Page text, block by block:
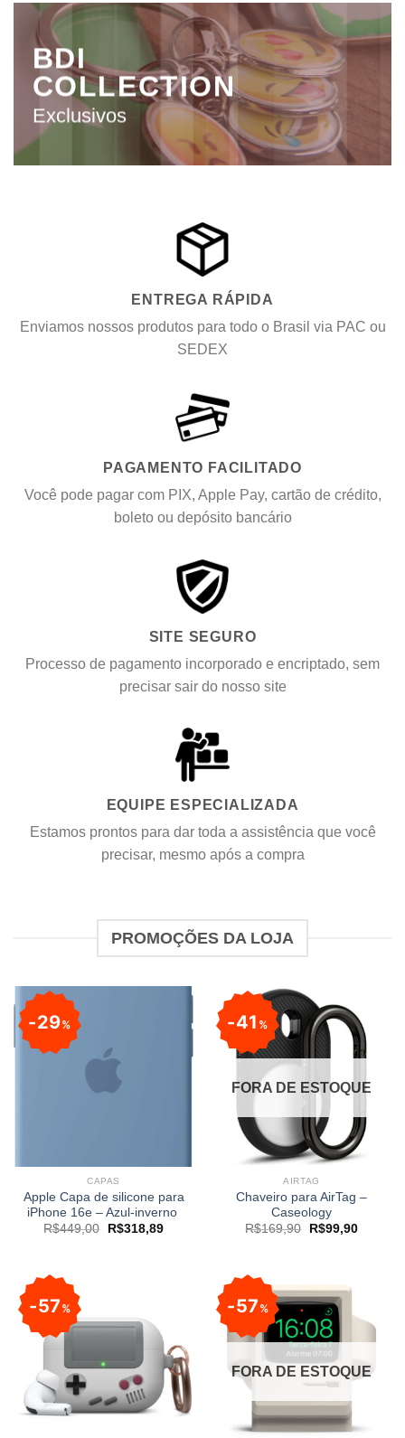
BDI
COLLECTION
Exclusivos
ENTREGA RÁPIDA
Enviamos nossos produtos para todo o Brasil via PAC ou
SEDEX
PAGAMENTO FACILITADO
Você pode pagar com PIX, Apple Pay, cartão de crédito,
boleto ou depósito bancário
SITE SEGURO
Processo de pagamento incorporado e encriptado, sem
precisar sair do nosso site
EQUIPE ESPECIALIZADA
Estamos prontos para dar toda a assistência que você
precisar, mesmo após a compra
PROMOÇÕES DA LOJA
29%
CAPAS
Apple Capa de silicone para
iPhone 16e – Azul‑inverno ​​​​​​​
R$449,00 R$318,89
41%
FORA DE ESTOQUE
AIRTAG
Chaveiro para AirTag –
Caseology
R$169,90 R$99,90
57% 57%
FORA DE ESTOQUE